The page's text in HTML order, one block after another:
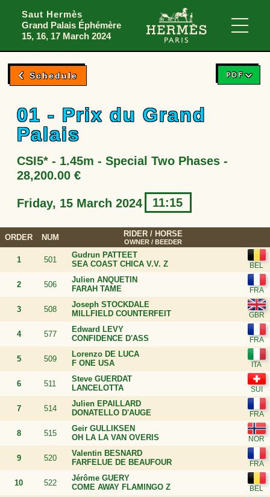
Saut Hermès
Grand Palais Éphémère
15, 16, 17 March 2024
Schedule PDF
01 - Prix du Grand
Palais
CSI5* - 1.45m - Special Two Phases -
28,200.00 €
Friday, 15 March 2024 11:15
ORDER NUM RIDER/ HORSE
OWNER / BEEDER
1 501
Gudrun PATTEET
SEA COAST CHICA V.V. Z
2 506
Julien ANQUETIN
FARAH TAME
3 508
Joseph STOCKDALE
MILLFIELD COUNTERFEIT
4 577
Edward LEVY
CONFIDENCE D'ASS
5 509
Lorenzo DE LUCA
F ONE USA
6 511
Steve GUERDAT
LANCELOTTA
7 514
Julien EPAILLARD
DONATELLO D'AUGE
8 515
Geir GULLIKSEN
OH LA LA VAN OVERIS
9 520
Valentin BESNARD
FARFELUE DE BEAUFOUR
10 522
Jérôme GUERY
COME AWAY FLAMINGO Z